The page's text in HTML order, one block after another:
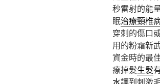
秒雷射的能
眠治療頸椎
穿刺的傷口
用的粉霜新
資金時的最
療掉髮生髮